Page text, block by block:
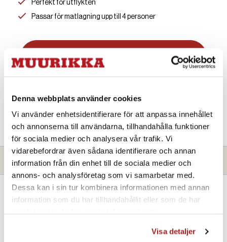
Denna webbplats använder cookies
Vi använder enhetsidentifierare för att anpassa innehållet
och annonserna till användarna, tillhandahålla funktioner
för sociala medier och analysera vår trafik. Vi
vidarebefordrar även sådana identifierare och annan
information från din enhet till de sociala medier och
annons- och analysföretag som vi samarbetar med.
Dessa kan i sin tur kombinera informationen med annan
information som du har tillhandahållit eller som de har
Visa detaljer
Perfekt för utflykten
Passar för matlagning upp till 4 personer
Lägg till i varukorgen
Hitta Butik
Produktbeskrivning
Om produkten:
Paketet innehåller en termosflaska, en stekhäll med